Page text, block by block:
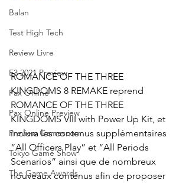
Balan
Test High Tech
Review Livre
E3 2021 Preview
Pax Online
Pax Online Preview
Preview Gamescom
Tokyo Game Show
The Game Awards
ROMANCE OF THE THREE
KINGDOMS 8 REMAKE reprend
ROMANCE OF THE THREE
KINGDOMS VIII with Power Up Kit, et
inclura les contenus supplémentaires
“All Officers Play” et “All Periods
Scenarios” ainsi que de nombreux
nouveaux contenus afin de proposer